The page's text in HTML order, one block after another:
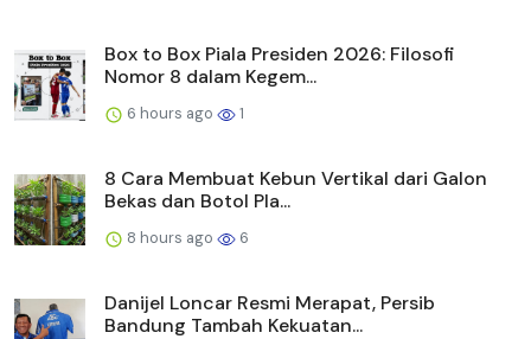
Box to Box Piala Presiden 2026: Filosofi
Nomor 8 dalam Kegem...
6 hours ago 1
8 Cara Membuat Kebun Vertikal dari Galon
Bekas dan Botol Pla...
8 hours ago 6
Danijel Loncar Resmi Merapat, Persib
Bandung Tambah Kekuatan...